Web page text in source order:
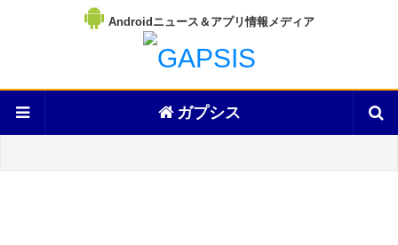
Androidニュース＆アプリ情報メディア
ガプシス